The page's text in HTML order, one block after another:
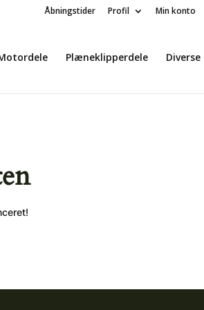
Åbningstider Profil Min konto
Plæneklipperdele Diverse